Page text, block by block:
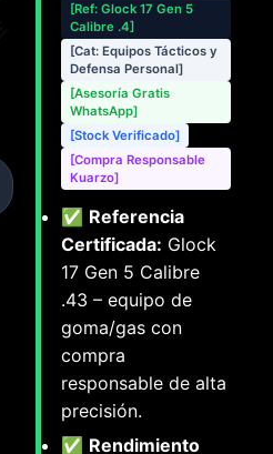
[Ref: Glock 17 Gen 5
Calibre .4]
[Cat: Equipos Tácticos y
Defensa Personal]
[Asesoría Gratis
WhatsApp]
[Stock Verificado]
[Compra Responsable
Kuarzo]
✅ Referencia
Certificada: Glock
17 Gen 5 Calibre
.43 – equipo de
goma/gas con
compra
responsable de alta
precisión.
✅ Rendimiento